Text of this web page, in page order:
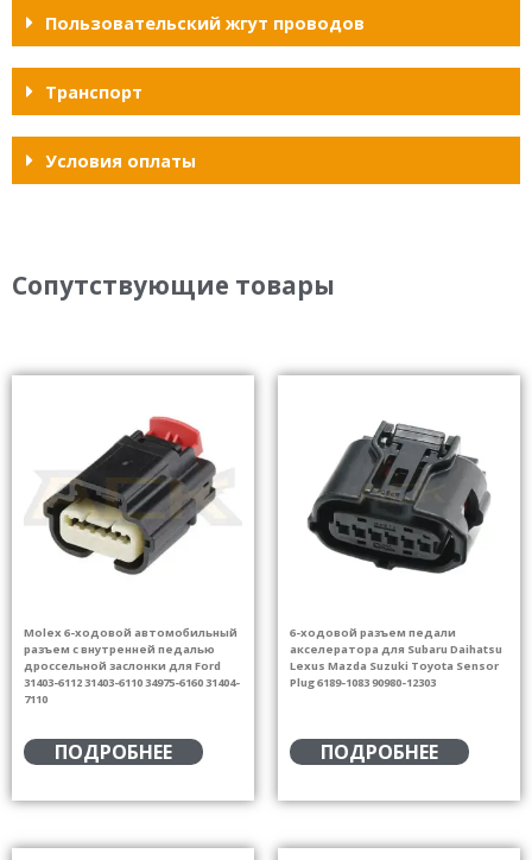
Пользовательский жгут проводов
Транспорт
Условия оплаты
Сопутствующие товары
Molex 6-ходовой автомобильный
разъем с внутренней педалью
дроссельной заслонки для Ford
31403-6112 31403-6110 34975-6160 31404-
7110
ПОДРОБНЕЕ
6-ходовой разъем педали
акселератора для Subaru Daihatsu
Lexus Mazda Suzuki Toyota Sensor
Plug 6189-1083 90980-12303
ПОДРОБНЕЕ